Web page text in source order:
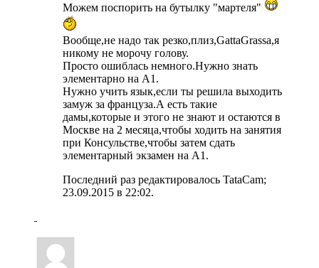
Можем поспорить на бутылку "мартеля"
Вообще,не надо так резко,плиз,GattaGrassa,я
никому не морочу голову.
Просто ошиблась немного.Нужно знать
элементарно на А1.
Нужно учить язык,если ты решила выходить
замуж за француза.А есть такие
дамы,которые и этого не знают и остаются в
Москве на 2 месяца,чтобы ходить на занятия
при Консульстве,чтобы затем сдать
элементарный экзамен на А1.
Последний раз редактировалось TataCam;
23.09.2015 в 22:02.